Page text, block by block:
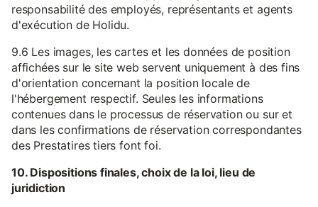
responsabilité des employés, représentants et agents
d'exécution de Holidu.
9.6 Les images, les cartes et les données de position
affichées sur le site web servent uniquement à des fins
d'orientation concernant la position locale de
l'hébergement respectif. Seules les informations
contenues dans le processus de réservation ou sur et
dans les confirmations de réservation correspondantes
des Prestatires tiers font foi.
10. Dispositions finales, choix de la loi, lieu de
juridiction